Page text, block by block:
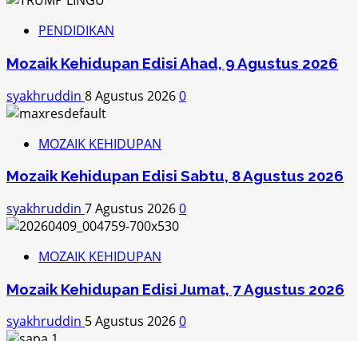
PENDIDIKAN
Mozaik Kehidupan Edisi Ahad, 9 Agustus 2026
syakhruddin 8 Agustus 20260
MOZAIK KEHIDUPAN
Mozaik Kehidupan Edisi Sabtu, 8 Agustus 2026
syakhruddin 7 Agustus 20260
MOZAIK KEHIDUPAN
Mozaik Kehidupan Edisi Jumat, 7 Agustus 2026
syakhruddin 5 Agustus 20260